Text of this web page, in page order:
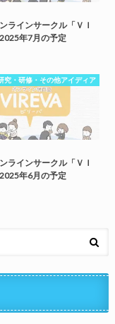
ラインサークル「ＶＩ
年7月の予定
究・研修・その他アイディア
ラインサークル「ＶＩ
年6月の予定